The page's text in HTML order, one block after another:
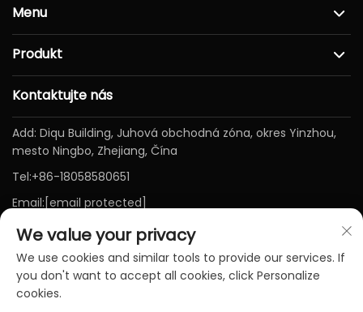
Menu
Produkt
Kontaktujte nás
Add: Diqu Building, Juhová obchodná zóna, okres Yinzhou,
mesto Ningbo, Zhejiang, Čína
Tel:+86-18058580651
Email: [email protected]
We value your privacy
We use cookies and similar tools to provide our services. If
you don't want to accept all cookies, click Personalize
cookies.